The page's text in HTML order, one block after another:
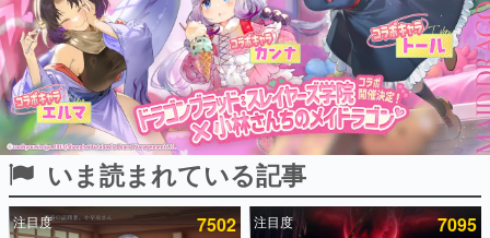
ピックアップ
いま読まれている記事
注目度 7502 注目度 7095